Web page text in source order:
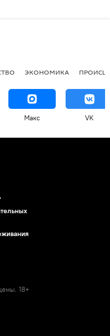
ЭКОНОМИКА
Макс VK
18+